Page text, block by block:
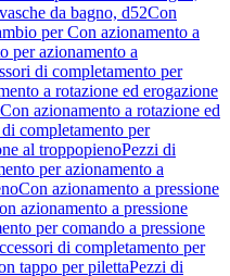
da bagno, d52Con
per Con azionamento a
per azionamento a
di completamento per
a rotazione ed erogazione
azionamento a rotazione ed
completamento per
al troppopienoPezzi di
per azionamento a
Con azionamento a pressione
azionamento a pressione
per comando a pressione
di completamento per
tappo per pilettaPezzi di